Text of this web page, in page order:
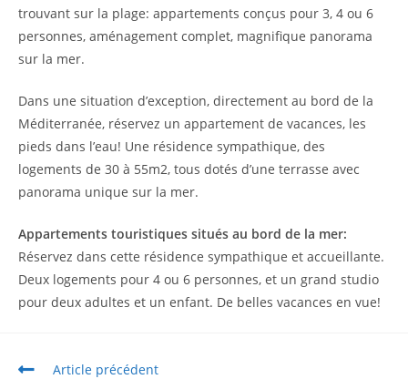
trouvant sur la plage: appartements conçus pour 3, 4 ou 6
personnes, aménagement complet, magnifique panorama
sur la mer.
Dans une situation d’exception, directement au bord de la
Méditerranée, réservez un appartement de vacances, les
pieds dans l’eau! Une résidence sympathique, des
logements de 30 à 55m2, tous dotés d’une terrasse avec
panorama unique sur la mer.
Appartements touristiques situés au bord de la mer:
Réservez dans cette résidence sympathique et accueillante.
Deux logements pour 4 ou 6 personnes, et un grand studio
pour deux adultes et un enfant. De belles vacances en vue!
Article précédent